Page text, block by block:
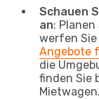
Schauen
an:
werfen
Angebote
die
finden Sie
Mietwagen.